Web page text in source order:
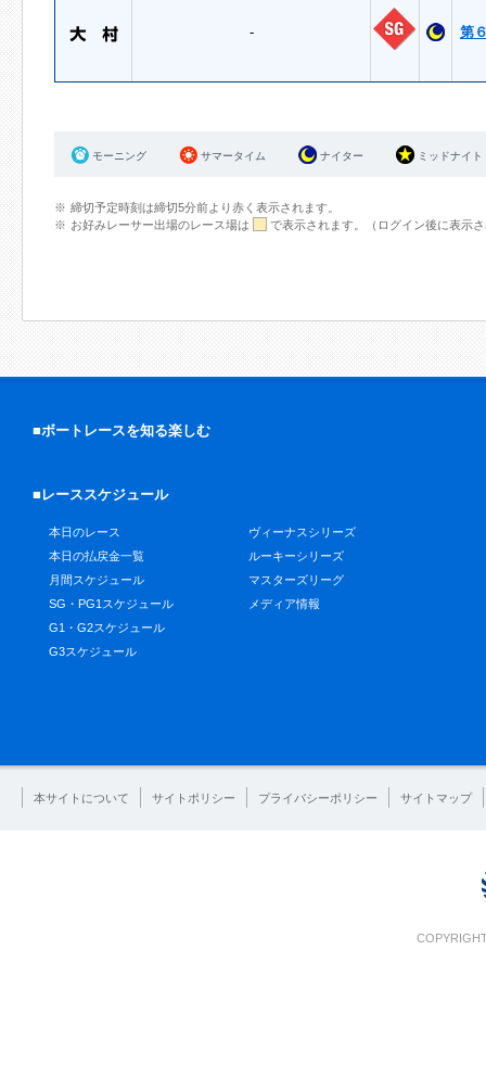
- 第
モーニング サマータイム ナイター ミッドナイト
締切予定時刻は締切5分前より赤く表示されます。
お好みレーサー出場のレース場は
で表示されます。（ログイン後に表示
■ボートレースを知る楽しむ
■レーススケジュール
本日のレース
本日の払戻金一覧
月間スケジュール
SG・PG1スケジュール
G1・G2スケジュール
G3スケジュール
ヴィーナスシリーズ
ルーキーシリーズ
マスターズリーグ
メディア情報
本サイトについて サイトポリシー プライバシーポリシー サイトマップ